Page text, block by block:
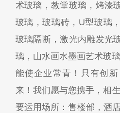
术玻璃，教堂玻璃，烤漆
玻璃，玻璃砖，U型玻璃
玻璃隔断，激光内雕发光
璃，山水画水墨画艺术玻
能使企业常青！只有创
来！我们愿与您携手，相
要运用场所：售楼部，酒